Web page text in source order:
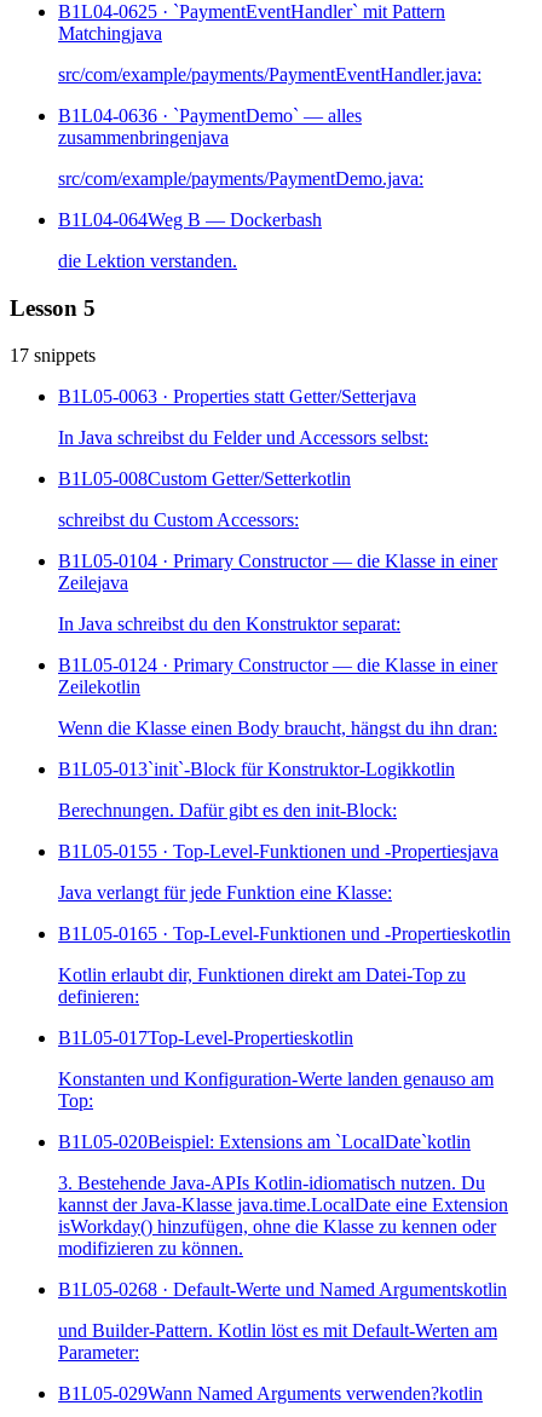
B1L04-0625 · `PaymentEventHandler` mit Pattern
Matchingjava
src/com/example/payments/PaymentEventHandler.java:
B1L04-0636 · `PaymentDemo` — alles
zusammenbringenjava
src/com/example/payments/PaymentDemo.java:
B1L04-064Weg B — Dockerbash
die Lektion verstanden.
Lesson 5
17 snippets
B1L05-0063 · Properties statt Getter/Setterjava
In Java schreibst du Felder und Accessors selbst:
B1L05-008Custom Getter/Setterkotlin
schreibst du Custom Accessors:
B1L05-0104 · Primary Constructor — die Klasse in einer
Zeilejava
In Java schreibst du den Konstruktor separat:
B1L05-0124 · Primary Constructor — die Klasse in einer
Zeilekotlin
Wenn die Klasse einen Body braucht, hängst du ihn dran:
B1L05-013`init`-Block für Konstruktor-Logikkotlin
Berechnungen. Dafür gibt es den init-Block:
B1L05-0155 · Top-Level-Funktionen und -Propertiesjava
Java verlangt für jede Funktion eine Klasse:
B1L05-0165 · Top-Level-Funktionen und -Propertieskotlin
Kotlin erlaubt dir, Funktionen direkt am Datei-Top zu
definieren:
B1L05-017Top-Level-Propertieskotlin
Konstanten und Konfiguration-Werte landen genauso am
Top:
B1L05-020Beispiel: Extensions am `LocalDate`kotlin
3. Bestehende Java-APIs Kotlin-idiomatisch nutzen. Du
kannst der Java-Klasse java.time.LocalDate eine Extension
isWorkday() hinzufügen, ohne die Klasse zu kennen oder
modifizieren zu können.
B1L05-0268 · Default-Werte und Named Argumentskotlin
und Builder-Pattern. Kotlin löst es mit Default-Werten am
Parameter:
B1L05-029Wann Named Arguments verwenden?kotlin